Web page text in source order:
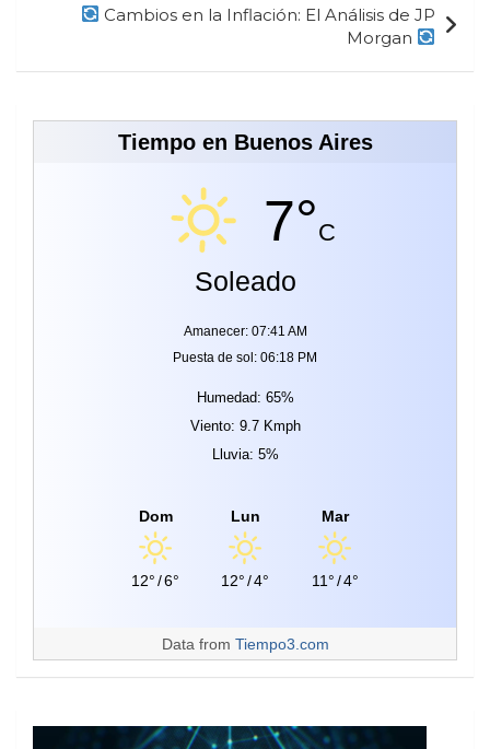
Cambios en la Inflación: El Análisis de JP
Morgan
Tiempo en Buenos Aires
7°C
Soleado
Amanecer: 07:41 AM
Puesta de sol: 06:18 PM
Humedad: 65%
Viento: 9.7 Kmph
Lluvia: 5%
Dom
12°/6°
Lun
12°/4°
Mar
11°/4°
Data from Tiempo3.com